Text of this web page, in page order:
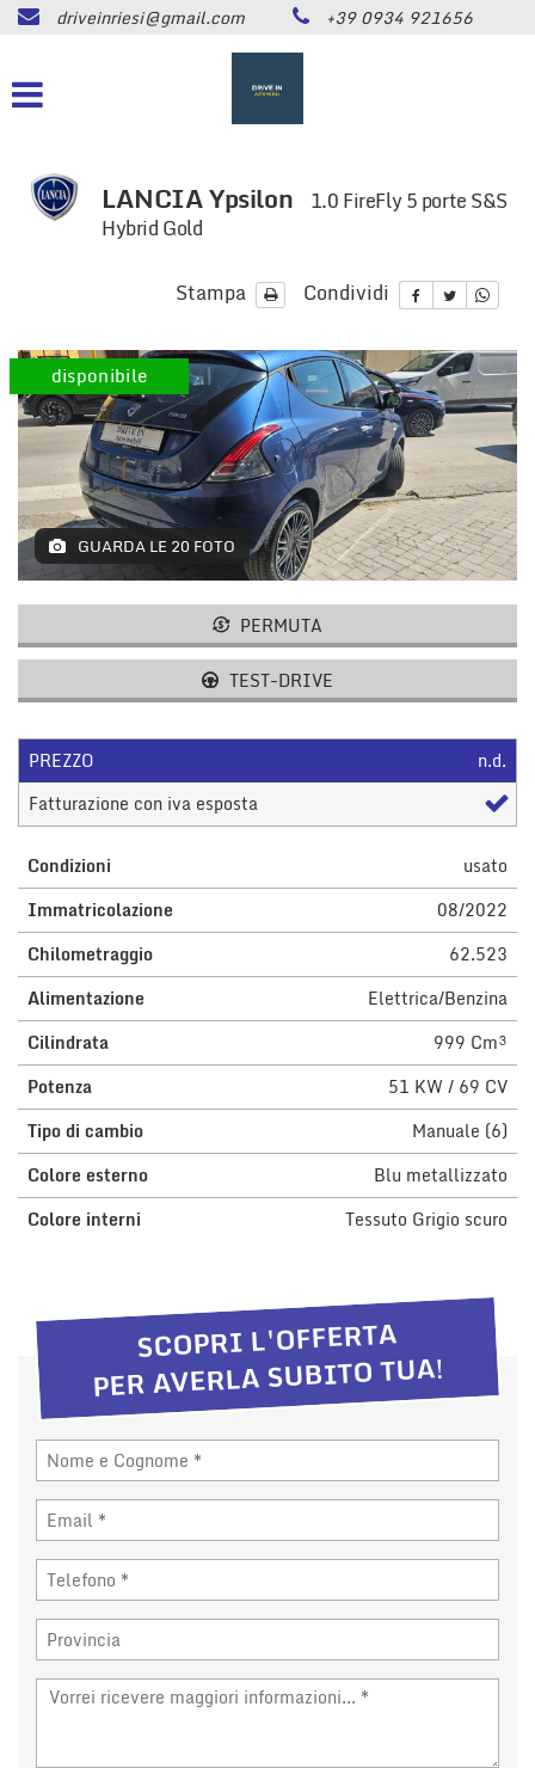
HOME
LISTA VEICOLI
ASSISTENZA
AREA COMMERCIANTI
driveinriesi@gmail.com +39 0934 921656
LANCIA Ypsilon
1.0 FireFly 5 porte S&S
Hybrid Gold
Stampa Condividi
disponibile
GUARDA LE 20 FOTO
PERMUTA
TEST-DRIVE
PREZZO
n.d.
Fatturazione con iva esposta
Condizioni
usato
Immatricolazione
08/2022
Chilometraggio
62.523
Alimentazione
Elettrica/Benzina
Cilindrata
999 Cm³
Potenza
51 KW / 69 CV
Tipo di cambio
Manuale (6)
Colore esterno
Blu metallizzato
Colore interni
Tessuto Grigio scuro
SCOPRI L'OFFERTA
PER AVERLA SUBITO TUA!
preferenze
di
Il
seguente
le
tue
preferenze
di
consenso
alle
tecnologie
di
tracciamento
che
offrire
le
e
svolgere
le
attività
di
seguito
descritte.
Per
ottenere
maggiori
informazioni
sull'utilità
e
sul
funzionamento
di
questi
strumenti
di
tracciamento
si
rimanda
rivedere
e
modificare
le
tue
scelte
in
qualsiasi
momento.
Cookie necessari